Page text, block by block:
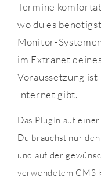
Termine
wo du es
Monitor-
im Extranet
Voraussetzung ist
Internet gibt.
Das PlugIn auf
Du brauchst nur
und auf der
verwendetem CMS